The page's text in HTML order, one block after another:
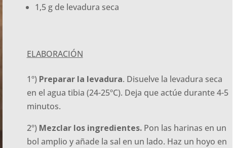
1,5 g de levadura seca
ELABORACIÓN
1º) Preparar la levadura. Disuelve la levadura seca
en el agua tibia (24-25ºC). Deja que actúe durante 4-5
minutos.
2º) Mezclar los ingredientes.Pon las harinas en un
bol amplio y añade la sal en un lado. Haz un hoyo en